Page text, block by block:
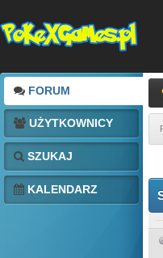
FORUM
UŻYTKOWNICY
SZUKAJ
KALENDARZ